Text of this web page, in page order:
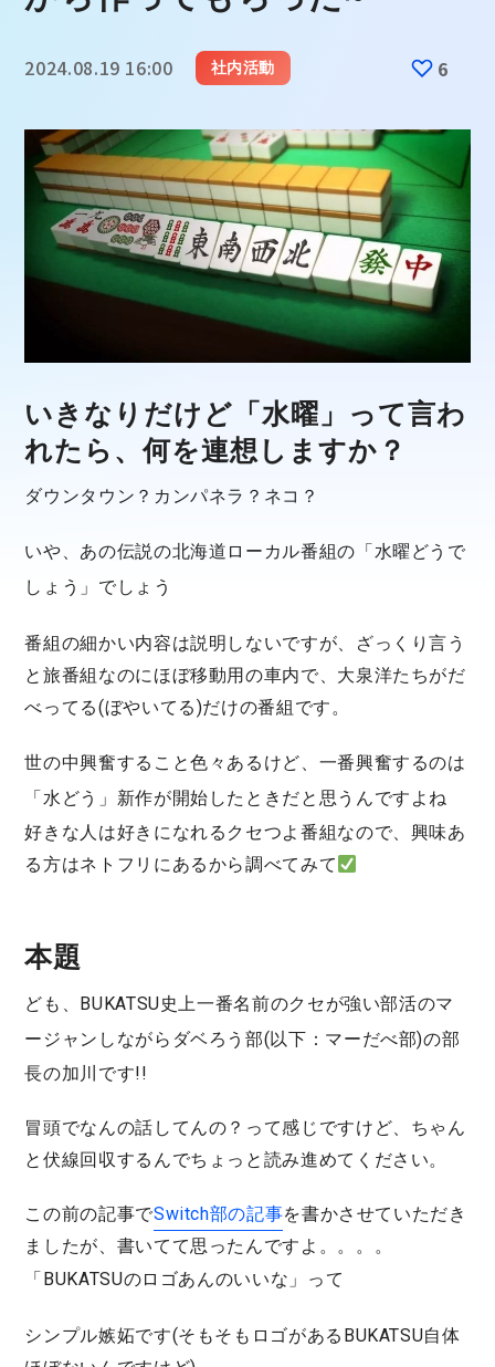
2024.08.19 16:00 社内活動 6
いきなりだけど「水曜」って言わ
れたら、何を連想しますか？
ダウンタウン？カンパネラ？ネコ？
いや、あの伝説の北海道ローカル番組の「 水曜どうで
しょう 」でしょう
番組の細かい内容は説明しないですが、ざっくり言う
と旅番組なのにほぼ移動用の車内で、大泉洋たちがだ
べってる(ぼやいてる)だけの番組です。
世の中興奮すること色々あるけど、一番興奮するのは
「水どう」新作が開始したときだと思うんですよね
好きな人は好きになれるクセつよ番組なので、興味あ
る方はネトフリにあるから調べてみて
本題
ども、BUKATSU史上一番名前のクセが強い部活のマ
ージャンしながらダベろう部(以下：マーだべ部)の部
長の加川です!!
冒頭でなんの話してんの？って感じですけど、ちゃん
と伏線回収するんでちょっと読み進めてください。
この前の記事でSwitch部の記事を書かさせていただき
ましたが、書いてて思ったんですよ。。。。
「BUKATSUのロゴあんのいいな」っ て
シンプル嫉妬です(そもそもロゴがあるBUKATSU自体